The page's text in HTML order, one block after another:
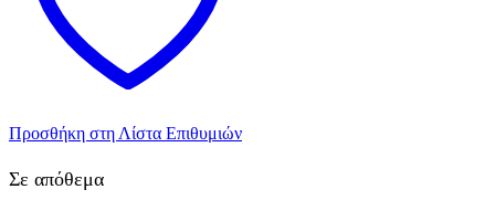
Προσθήκη στη Λίστα Επιθυμιών
Σε απόθεμα